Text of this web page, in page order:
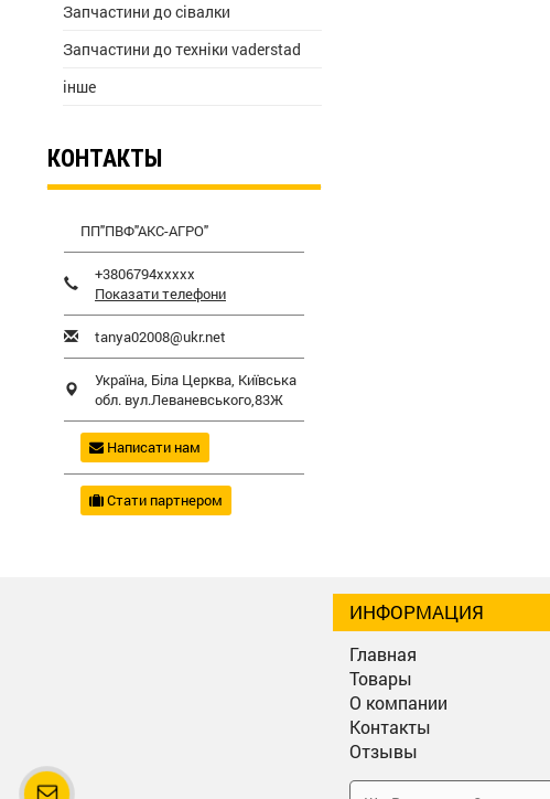
Запчастини до сівалки
Запчастини до техніки vaderstad
інше
КОНТАКТЫ
ПП"ПВФ"АКС-АГРО"
+3806794xxxxx
Показати телефони
tanya02008@ukr.net
Україна, Біла Церква, Київська
обл. вул.Леваневського,83Ж
Написати нам
Стати партнером
ИНФОРМАЦИЯ
Главная
Товары
О компании
Контакты
Отзывы